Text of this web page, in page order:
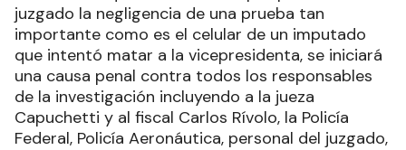
juzgado la negligencia de una prueba tan
importante como es el celular de un imputado
que intentó matar a la vicepresidenta, se iniciará
una causa penal contra todos los responsables
de la investigación incluyendo a la jueza
Capuchetti y al fiscal Carlos Rívolo, la Policía
Federal, Policía Aeronáutica, personal del juzgado,